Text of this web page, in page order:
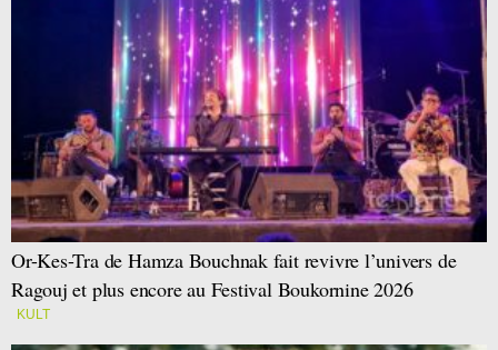
Or-Kes-Tra de Hamza Bouchnak fait revivre l’univers de
Ragouj et plus encore au Festival Boukornine 2026
KULT